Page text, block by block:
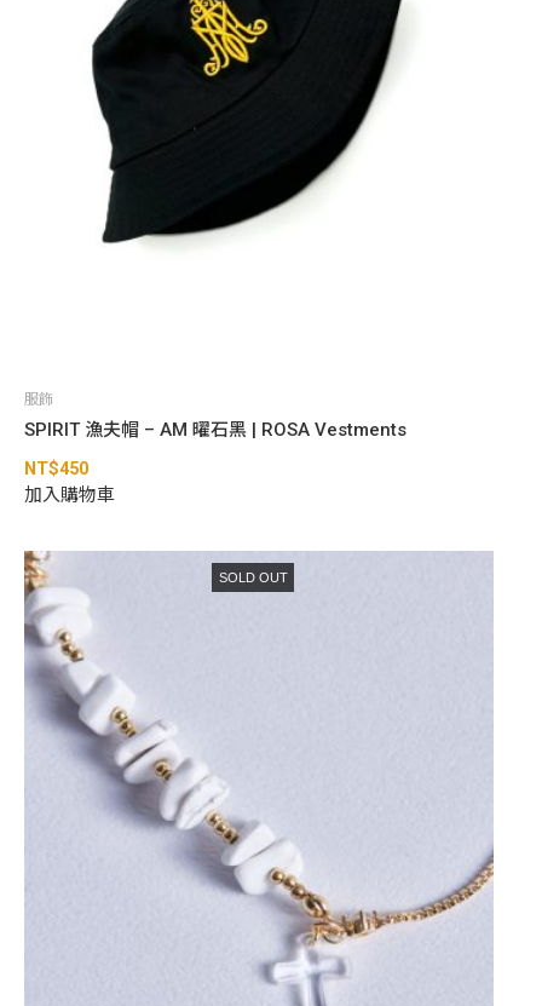
服飾
SPIRIT 漁夫帽 – AM 曜石黑 | ROSA Vestments
NT$450
加入購物車
SOLD OUT